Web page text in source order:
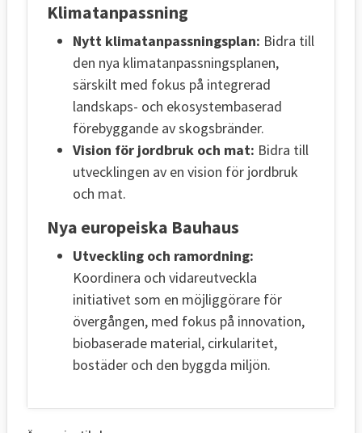
Klimatanpassning
Nytt klimatanpassningsplan: Bidra till
den nya klimatanpassningsplanen,
särskilt med fokus på integrerad
landskaps- och ekosystembaserad
förebyggande av skogsbränder.
Vision för jordbruk och mat: Bidra till
utvecklingen av en vision för jordbruk
och mat.
Nya europeiska Bauhaus
Utveckling och ramordning:
Koordinera och vidareutveckla
initiativet som en möjliggörare för
övergången, med fokus på innovation,
biobaserade material, cirkularitet,
bostäder och den byggda miljön.